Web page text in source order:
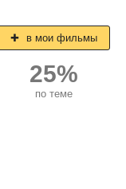
в мои фильмы
25%
по теме